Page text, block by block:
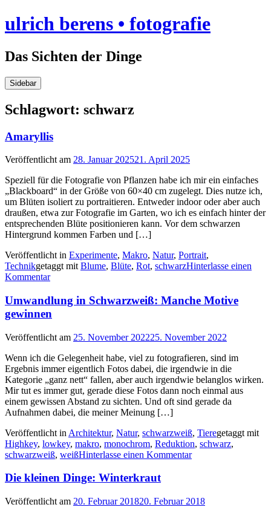
Skip
to
ulrich berens • fotografie
Das Sichten der Dinge
Sidebar
Schlagwort: schwarz
Amaryllis
Veröffentlicht am 28. Januar 202521. April 2025
Speziell für die Fotografie von Pflanzen habe ich mir ein einfaches
„Blackboard“ in der Größe von 60×40 cm zugelegt. Dies nutze ich,
um Blüten isoliert zu portraitieren. Entweder indoor oder aber auch
draußen, etwa zur Fotografie im Garten, wo ich es einfach hinter der
entsprechenden Blüte positionieren kann. Vor dem schwarzen
Hintergrund kommen Farben und […]
Veröffentlicht in Experimente, Makro, Natur, Portrait,
Technikgetaggt mit Blume, Blüte, Rot, schwarzHinterlasse einen
Kommentar
Umwandlung in Schwarzweiß: Manche Motive
gewinnen
Veröffentlicht am 25. November 202225. November 2022
Wenn ich die Gelegenheit habe, viel zu fotografieren, sind im
Ergebnis immer eigentlich Fotos dabei, die irgendwie in die
Kategorie „ganz nett“ fallen, aber auch irgendwie belanglos wirken.
Mir tut es immer gut, gerade diese Fotos dann noch einmal aus
einem gewissen Abstand zu sichten. Und oft sind gerade da
Aufnahmen dabei, die meiner Meinung […]
Veröffentlicht in Architektur, Natur, schwarzweiß, Tieregetaggt mit
Highkey, lowkey, makro, monochrom, Reduktion, schwarz,
schwarzweiß, weißHinterlasse einen Kommentar
Die kleinen Dinge: Winterkraut
Veröffentlicht am 20. Februar 201820. Februar 2018